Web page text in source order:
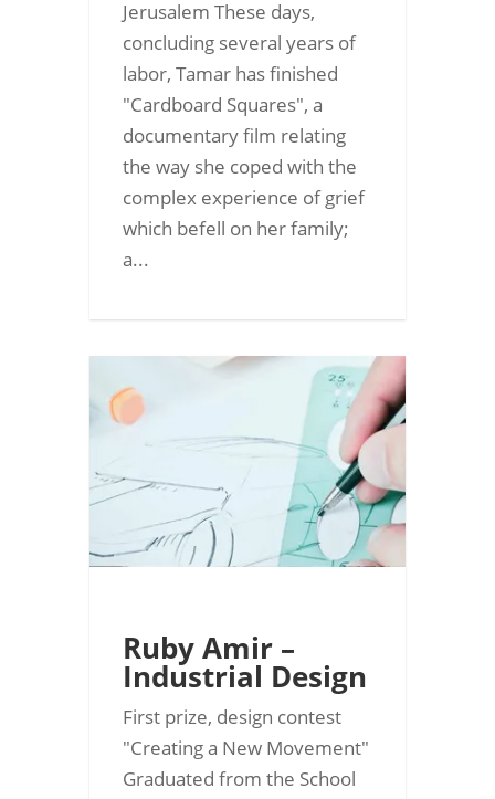
Jerusalem These days,
concluding several years of
labor, Tamar has finished
"Cardboard Squares", a
documentary film relating
the way she coped with the
complex experience of grief
which befell on her family;
a...
Ruby Amir –
Industrial Design
First prize, design contest
"Creating a New Movement"
Graduated from the School